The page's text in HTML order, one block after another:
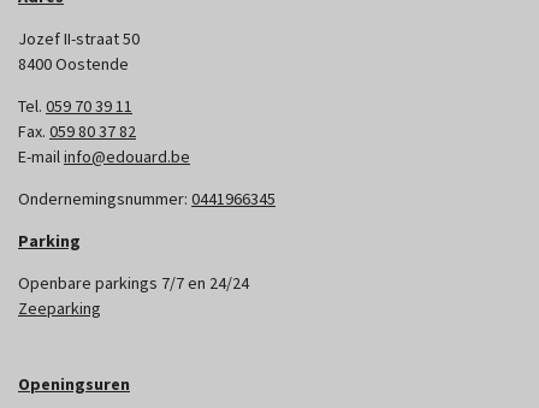
Jozef II-straat 50
8400 Oostende
Tel. 059 70 39 11
Fax. 059 80 37 82
E-mailinfo@edouard.be
Ondernemingsnummer: 0441966345
Parking
Openbare parkings 7/7 en 24/24
Zeeparking
Openingsuren